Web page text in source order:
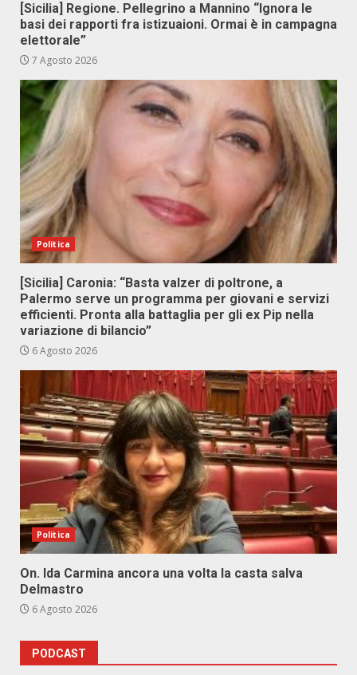
[Sicilia] Regione. Pellegrino a Mannino “Ignora le
basi dei rapporti fra istizuaioni. Ormai è in campagna
elettorale”
7 Agosto 2026
Politica
[Sicilia] Caronia: “Basta valzer di poltrone, a
Palermo serve un programma per giovani e servizi
efficienti. Pronta alla battaglia per gli ex Pip nella
variazione di bilancio”
6 Agosto 2026
Politica
On. Ida Carmina ancora una volta la casta salva
Delmastro
6 Agosto 2026
PODCAST